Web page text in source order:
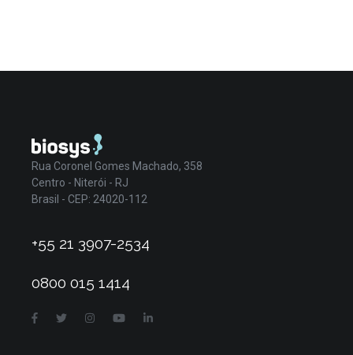
Rua Coronel Gomes Machado, 358
Centro - Niterói - RJ
Brasil - CEP: 24020-112
+55 21 3907-2534
0800 015 1414